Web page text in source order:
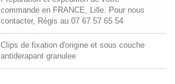
commande en FRANCE, Lille. Pour nous
contacter, Régis au 07 67 57 65 54
Clips de fixation d'origine et sous couche
antiderapant granulee